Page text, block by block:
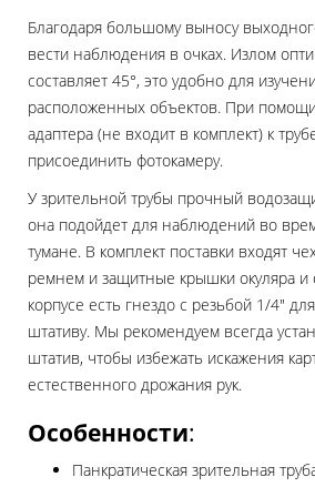
Благодаря большому выносу
вести наблюдения в очках. Излом
составляет 45°, это удобно для
расположенных объектов. При
адаптера (не входит в комплект) к
присоединить фотокамеру.
У зрительной трубы прочный
она подойдет для наблюдений во
тумане. В комплект поставки входят
ремнем и защитные крышки окуляра и
корпусе есть гнездо с резьбой 1/4"
штативу. Мы рекомендуем всегда
штатив, чтобы избежать искажения
естественного дрожания рук.
Особенности:
Панкратическая зрительная